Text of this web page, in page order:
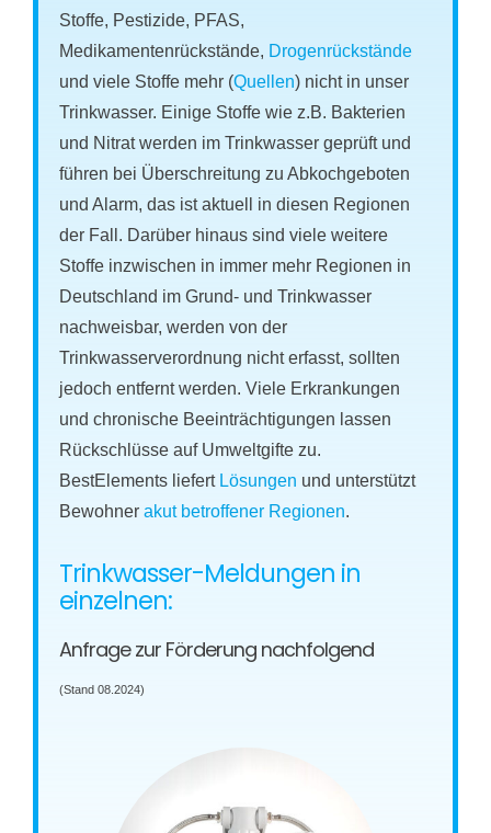
Stoffe, Pestizide, PFAS,
Medikamentenrückstände, Drogenrückstände
und viele Stoffe mehr (Quellen) nicht in unser
Trinkwasser. Einige Stoffe wie z.B. Bakterien
und Nitrat werden im Trinkwasser geprüft und
führen bei Überschreitung zu Abkochgeboten
und Alarm, das ist aktuell in diesen Regionen
der Fall. Darüber hinaus sind viele weitere
Stoffe inzwischen in immer mehr Regionen in
Deutschland im Grund- und Trinkwasser
nachweisbar, werden von der
Trinkwasserverordnung nicht erfasst, sollten
jedoch entfernt werden. Viele Erkrankungen
und chronische Beeinträchtigungen lassen
Rückschlüsse auf Umweltgifte zu.
BestElements liefert Lösungen und unterstützt
Bewohnerakut betroffener Regionen.
Trinkwasser-Meldungen in
einzelnen:
Anfrage zur Förderung nachfolgend
(Stand 08.2024)